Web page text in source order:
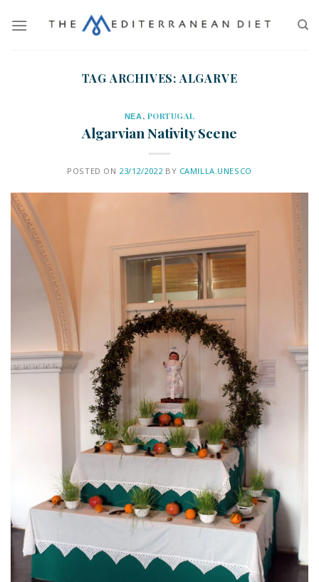
TAG ARCHIVES: ALGARVE
ΝΕΑ, PORTUGAL
Algarvian Nativity Scene
POSTED ON 23/12/2022 BY CAMILLA.UNESCO